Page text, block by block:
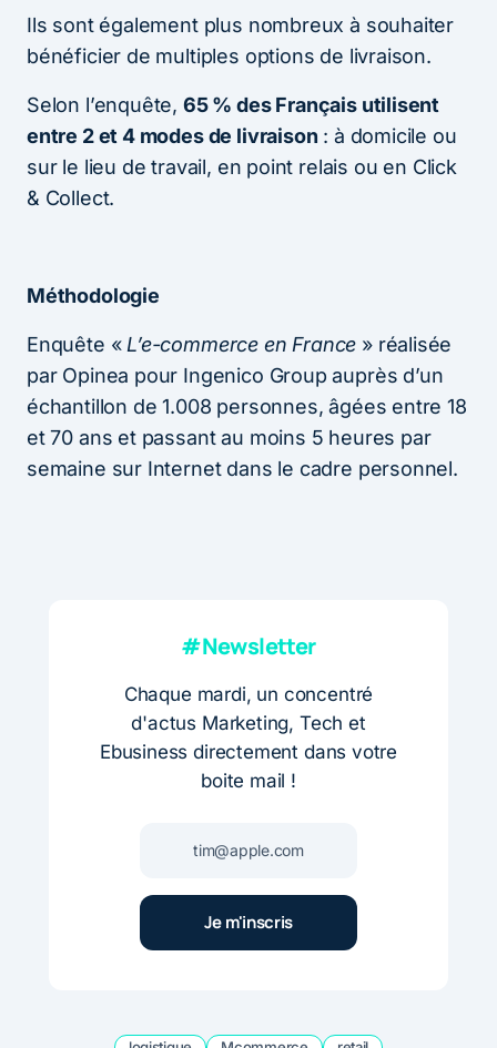
Ils sont également plus nombreux à souhaiter
bénéficier de multiples options de livraison.
Selon l’enquête, 65 % des Français utilisent
entre 2 et 4 modes de livraison : à domicile ou
sur le lieu de travail, en point relais ou en Click
& Collect.
Méthodologie
Enquête « L’e-commerce en France » réalisée
par Opinea pour Ingenico Group auprès d’un
échantillon de 1.008 personnes, âgées entre 18
et 70 ans et passant au moins 5 heures par
semaine sur Internet dans le cadre personnel.
#Newsletter
Chaque mardi, un concentré
d'actus Marketing, Tech et
Ebusiness directement dans votre
boite mail !